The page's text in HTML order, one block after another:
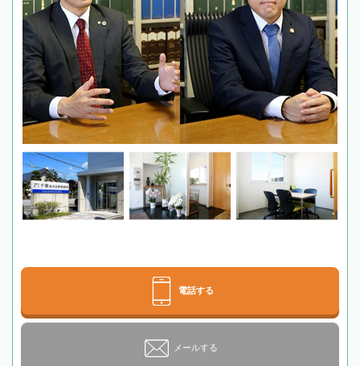
電話する
メールする